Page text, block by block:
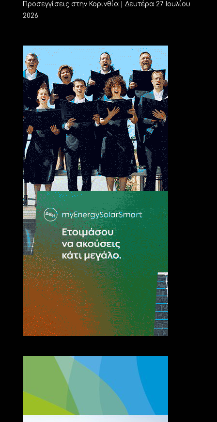
Προσεγγίσεις στην Κορινθία | Δευτέρα 27 Ιουλίου
2026